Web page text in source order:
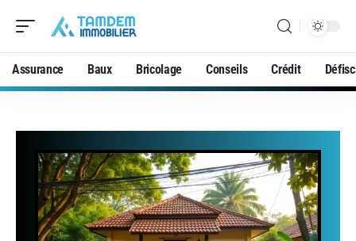
Assurance Baux Bricolage Conseils Crédit